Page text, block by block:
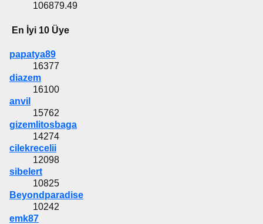
106879.49
En İyi 10 Üye
papatya89
16377
diazem
16100
anvil
15762
gizemlitosbaga
14274
cilekrecelii
12098
sibelert
10825
Beyondparadise
10242
emk87